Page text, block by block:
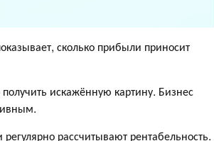
сколько прибыли приносит
искажённую картину. Бизнес
рассчитывают рентабельность.